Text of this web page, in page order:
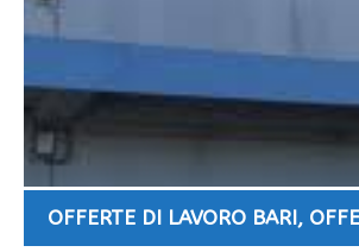
OFFERTE DI LAVORO BARI,